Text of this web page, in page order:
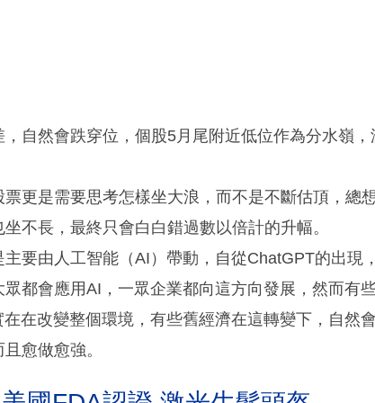
自然會跌穿位，個股5月尾附近低位作為分水嶺
更是需要思考怎樣坐大浪，而不是不斷估頂，總
不長，最終只會白白錯過數以倍計的升幅。
要由人工智能（AI）帶動，自從ChatGPT的出現
都會應用AI，一眾企業都向這方向發展，然而有
在改變整個環境，有些舊經濟在這轉變下，自然
愈做愈強。